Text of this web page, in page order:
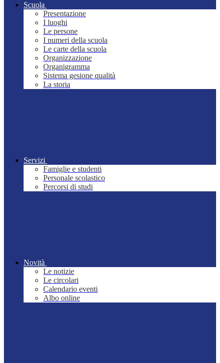
Scuola
Presentazione
I luoghi
Le persone
I numeri della scuola
Le carte della scuola
Organizzazione
Organigramma
Sistema gesione qualità
La storia
Servizi
Famiglie e studenti
Personale scolastico
Percorsi di studi
Novità
Le notizie
Le circolari
Calendario eventi
Albo online